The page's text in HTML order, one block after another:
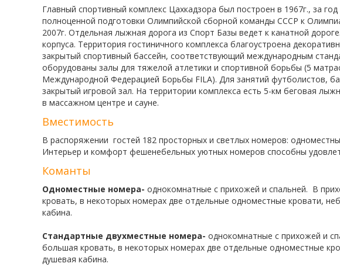
4 дня-заезд по воскресениям
5 дней-заезд по воскресениям
6 дней-заезд по воскресениям
7 дней-заезд по воскресениям
Санаторий Джермук Ашхар 14
Санаторий Джермук Ашхар 8 дней
5 дней
Школьные каникулы в Армении -
7 дней
Главный спортивный комплекс Цаxкадзора был построен в 1967г., за
полноценной подготовки Oлимпийской сборной команды СССР к
2007г. Отдельная лыжная дорога из Спорт Базы ведет к канатной дороге.
корпуса. Территория гостиничного комплекса благоустроена
закрытый спортивный бассейн, соответствующий международным
оборудованы залы для тяжелой атлетики и спортивной борьбы (5
Международной Федерацией Борьбы FILA). Для занятий футболистов,
закрытый игровой зал. На территории комплекса есть 5-км беговая
в массажном центре и сауне.
Вместимость
В распоряжении гостей 182 просторных и светлых номеров:
Интерьер и комфорт фешенебельных уютных номеров способны
Команты
Одноместные номера- однокомнатные с прихожей и спальней. В
кровать, в некоторых номерах две отдельные одноместные кровати,
кабина.
Стандартные двухместные номера- однокомнатные с прихожей и
большая кровать, в некоторых номерах две отдельные одноместные
душевая кабина.